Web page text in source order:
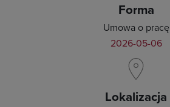
Forma
Umowa o pracę
2026-05-06
Lokalizacja